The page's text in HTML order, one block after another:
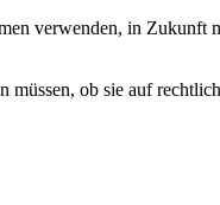
verwenden, in Zukunft
ob sie auf